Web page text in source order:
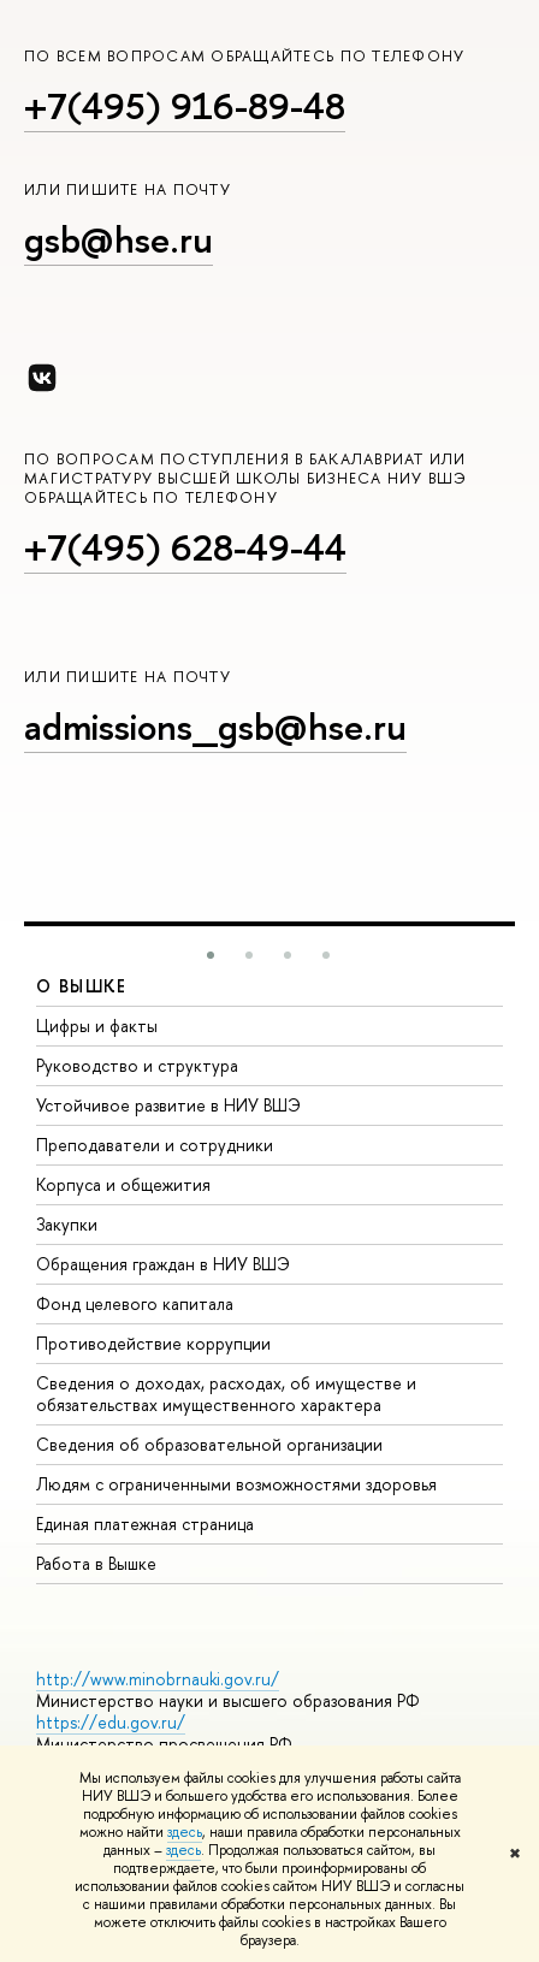
Мы используем файлы cookies для улучшения работы сайта
НИУ ВШЭ и большего удобства его использования. Более
подробную информацию об использовании файлов cookies
можно найти здесь, наши правила обработки персональных
данных –здесь. Продолжая пользоваться сайтом, вы
подтверждаете, что были проинформированы об
использовании файлов cookies сайтом НИУ ВШЭ и согласны
с нашими правилами обработки персональных данных. Вы
можете отключить файлы cookies в настройках Вашего
браузера.
✖
ПО ВСЕМ ВОПРОСАМ ОБРАЩАЙТЕСЬ ПО ТЕЛЕФОНУ
+7(495) 916-89-48
ИЛИ ПИШИТЕ НА ПОЧТУ
gsb@hse.ru
ПО ВОПРОСАМ ПОСТУПЛЕНИЯ В БАКАЛАВРИАТ ИЛИ
МАГИСТРАТУРУ ВЫСШЕЙ ШКОЛЫ БИЗНЕСА НИУ ВШЭ
ОБРАЩАЙТЕСЬ ПО ТЕЛЕФОНУ
+7(495) 628-49-44
ИЛИ ПИШИТЕ НА ПОЧТУ
admissions_gsb@hse.ru
О ВЫШКЕ
Цифры и факты
Руководство и структура
Устойчивое развитие в НИУ ВШЭ
Преподаватели и сотрудники
Корпуса и общежития
Закупки
Обращения граждан в НИУ ВШЭ
Фонд целевого капитала
Противодействие коррупции
Сведения о доходах, расходах, об имуществе и
обязательствах имущественного характера
Сведения об образовательной организации
Людям с ограниченными возможностями здоровья
Единая платежная страница
Работа в Вышке
http://www.minobrnauki.gov.ru/
Министерство науки и высшего образования РФ
https://edu.gov.ru/
Министерство просвещения РФ
https://elearning.hse.ru/mooc
Массовые открытые онлайн-курсы
© НИУ ВШЭ 1993–2026 Адреса и контактыУсловия
использования материалов Политика конфиденциальности
Шрифты HSE Sans и HSE Slab разработаны вШколе дизайна НИУ